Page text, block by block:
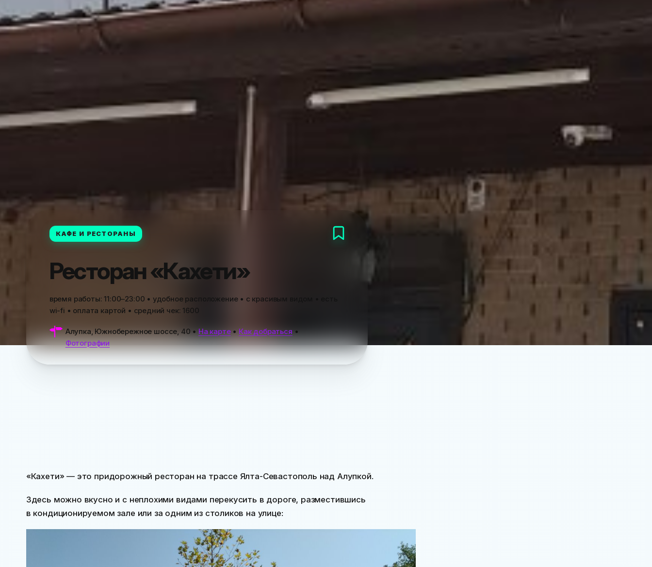
КАФЕ И РЕСТОРАНЫ
Ресторан «Кахети»
время работы:11:00–23:00 • удобное расположение • с красивым видом • есть
wi-fi • оплата картой • средний чек: 1600
Алупка, Южнобережное шоссе, 40 • На карте• Как добраться •
Фотографии
«Кахети» — это придорожный ресторан на трассе Ялта-Севастополь над Алупкой.
Здесь можно вкусно и с неплохими видами перекусить в дороге, разместившись
в кондиционируемом зале или за одним из столиков на улице: